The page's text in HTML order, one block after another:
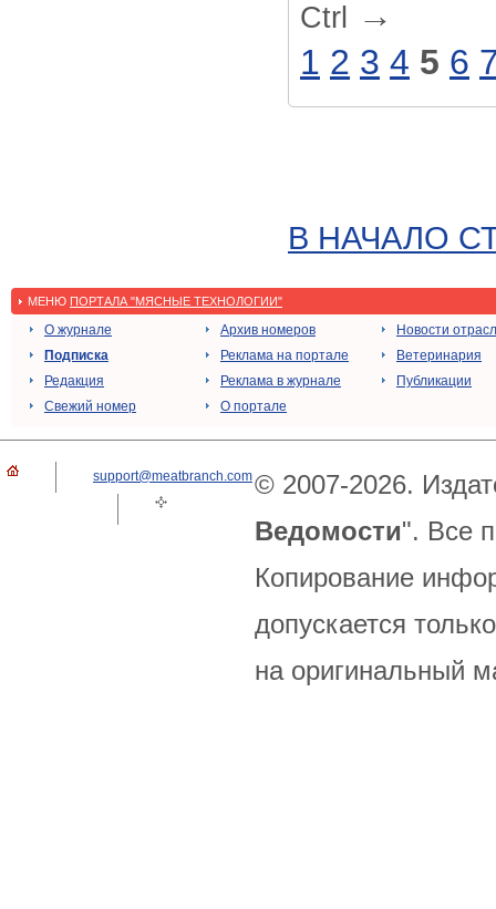
Ctrl
→
1 2 3 4 5 6
В НАЧАЛО
МЕНЮ ПОРТАЛА "МЯСНЫЕ ТЕХНОЛОГИИ"
О журнале
Подписка
Редакция
Свежий номер
Архив номеров
Реклама на портале
Реклама в журнале
О портале
Новости
Ветеринария
Публикации
support@meatbranch.com© 2007-2026.
Ведомости". Все
Копирование
допускается
на оригинальный